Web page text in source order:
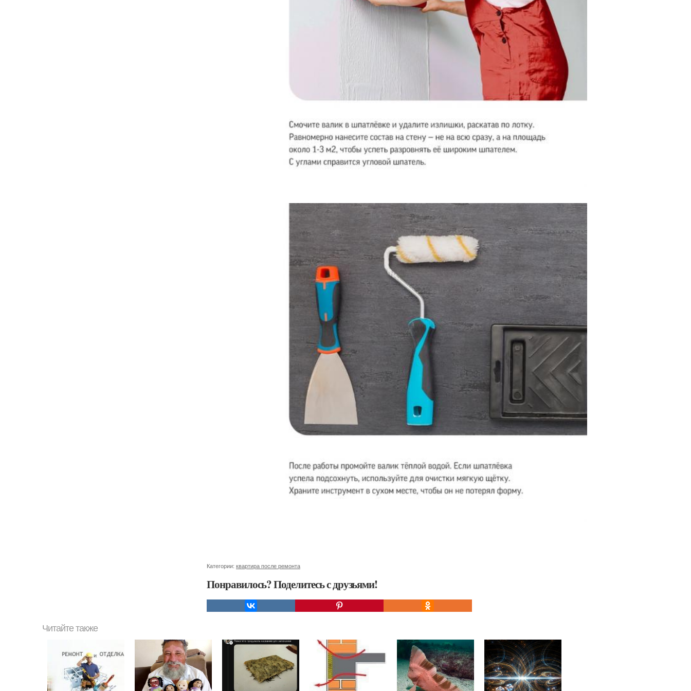
Категории: квартира после ремонта
Понравилось? Поделитесь с друзьями!
Читайте также